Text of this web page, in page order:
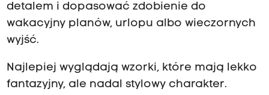
detalem i dopasować zdobienie do
wakacyjny planów, urlopu albo wieczornych
wyjść.
Najlepiej wyglądają wzorki, które mają lekko
fantazyjny, ale nadal stylowy charakter.